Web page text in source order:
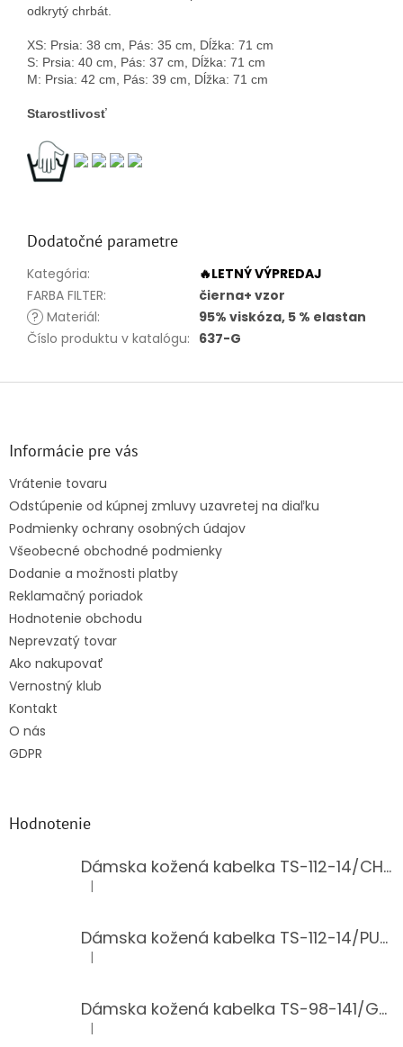
odkrytý chrbát.
XS: Prsia: 38 cm, Pás: 35 cm, Dĺžka: 71 cm
S: Prsia: 40 cm, Pás: 37 cm, Dĺžka: 71 cm
M: Prsia: 42 cm, Pás: 39 cm, Dĺžka: 71 cm
Starostlivosť
Dodatočné parametre
Kategória:
🔥LETNÝ VÝPREDAJ
FARBA FILTER:
čierna+ vzor
? Materiál:
95% viskóza, 5 % elastan
Číslo produktu v katalógu: 637-G
Z
Informácie pre vás
Vrátenie tovaru
Odstúpenie od kúpnej zmluvy uzavretej na diaľku
Podmienky ochrany osobných údajov
Všeobecné obchodné podmienky
Dodanie a možnosti platby
Reklamačný poriadok
Hodnotenie obchodu
Neprevzatý tovar
Ako nakupovať
Vernostný klub
Kontakt
O nás
GDPR
Hodnotenie
Dámska kožená kabelka TS-112-14/CHOCO
Hodnotenie produktu je 5 z 5 hviezdičiek.
|
Dámska kožená kabelka TS-112-14/PUDER
Hodnotenie produktu je 5 z 5 hviezdičiek.
|
Dámska kožená kabelka TS-98-141/GOLD
Hodnotenie produktu je 5 z 5 hviezdičiek.
|